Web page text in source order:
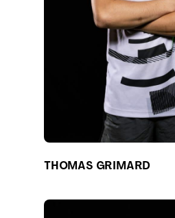
THOMAS GRIMARD